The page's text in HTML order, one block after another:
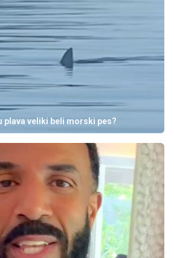
plava veliki beli morski pes?